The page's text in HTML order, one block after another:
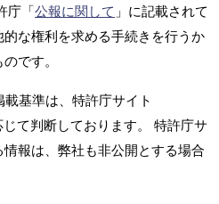
庁「公報に関して 」に記載されて
な権利を求める手続きを行うか
です。
基準は、特許庁サイト
て判断しております。 特許庁サ
報は、弊社も非公開とする場合